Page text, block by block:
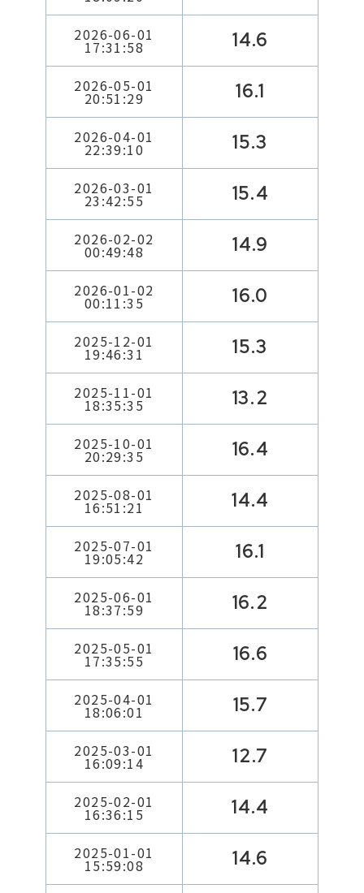
2026-06-01
17:31:58 14.6
2026-05-01
20:51:29 16.1
2026-04-01
22:39:10 15.3
2026-03-01
23:42:55 15.4
2026-02-02
00:49:48 14.9
2026-01-02
00:11:35 16.0
2025-12-01
19:46:31 15.3
2025-11-01
18:35:35 13.2
2025-10-01
20:29:35 16.4
2025-08-01
16:51:21 14.4
2025-07-01
19:05:42 16.1
2025-06-01
18:37:59 16.2
2025-05-01
17:35:55 16.6
2025-04-01
18:06:01 15.7
2025-03-01
16:09:14 12.7
2025-02-01
16:36:15 14.4
2025-01-01
15:59:08 14.6